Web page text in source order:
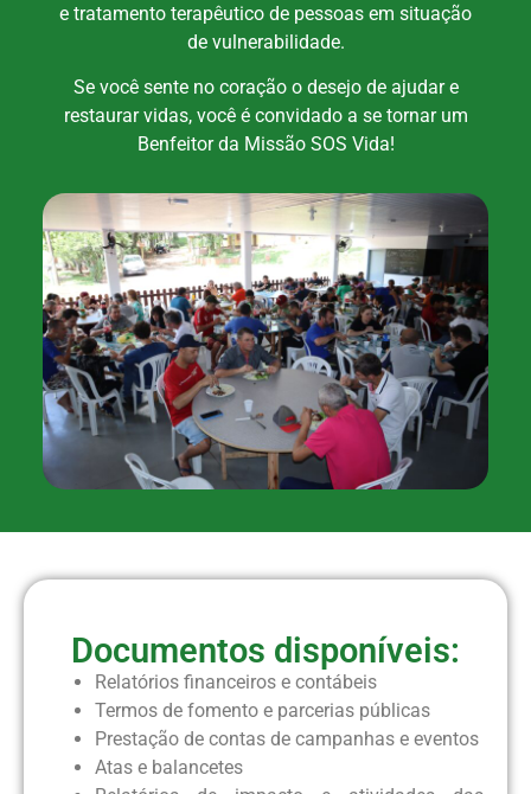
e tratamento terapêutico de pessoas em situação
de vulnerabilidade.
Se você sente no coração o desejo de ajudar e
restaurar vidas, você é convidado a se tornar um
Benfeitor da Missão SOS Vida!
Documentos disponíveis:
Relatórios financeiros e contábeis
Termos de fomento e parcerias públicas
Prestação de contas de campanhas e eventos
Atas e balancetes